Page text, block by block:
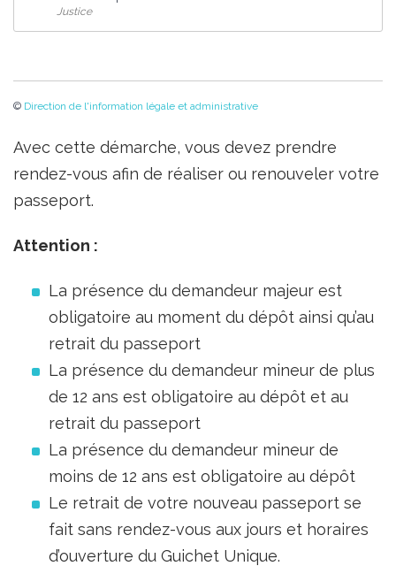
Justice
© Direction de l'information légale et administrative
Avec cette démarche, vous devez prendre
rendez-vous afin de réaliser ou renouveler votre
passeport.
Attention :
La présence du demandeur majeur est
obligatoire au moment du dépôt ainsi qu’au
retrait du passeport
La présence du demandeur mineur de plus
de 12 ans est obligatoire au dépôt et au
retrait du passeport
La présence du demandeur mineur de
moins de 12 ans est obligatoire au dépôt
Le retrait de votre nouveau passeport se
fait sans rendez-vous aux jours et horaires
d’ouverture du Guichet Unique.